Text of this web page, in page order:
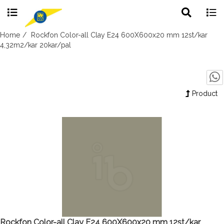
Skip
to
search
Home
Rockfon Color-all Clay E24 600X600x20 mm 12st/kar
4,32m2/kar 20kar/pal
Product